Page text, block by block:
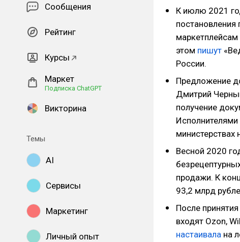
Сообщения
Рейтинг
Курсы
Маркет
Подписка ChatGPT
Викторина
Темы
AI
Сервисы
Маркетинг
Личный опыт
К июлю 2021
постановления
этом пишут
России.
Предложение
Дмитрий
получение
министерствах
Весной 2020
продажи. К
93,2 млрд
После
входят Ozon,
настаивала на